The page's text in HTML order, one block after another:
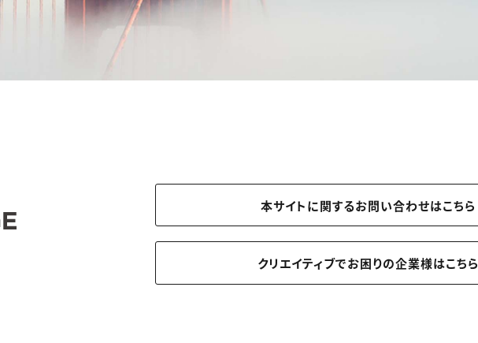
本サイトに関するお問い合わせはこちら
クリエイティブでお困りの企業様はこちら